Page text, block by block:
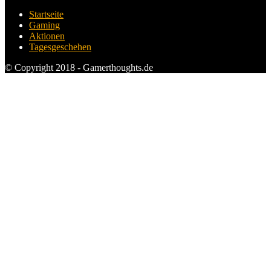
Startseite
Gaming
Aktionen
Tagesgeschehen
© Copyright 2018 - Gamerthoughts.de